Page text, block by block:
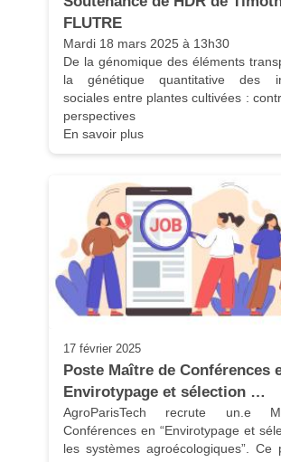
FLUTRE
Mardi 18 mars 2025 à 13h30
De la génomique des éléments
la génétique quantitative des
sociales entre plantes cultivées :
perspectives
En savoir plus
17 février 2025
Poste Maître de Conférences
Envirotypage et sélection …
AgroParisTech recrute un.e
Conférences en “Envirotypage et
les systèmes agroécologiques”. Ce